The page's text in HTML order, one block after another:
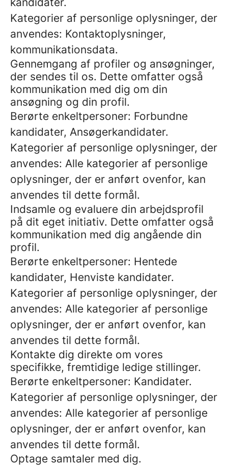
Kategorier af personlige oplysninger, der
anvendes: Kontaktoplysninger,
kommunikationsdata.
Gennemgang af profiler og ansøgninger,
der sendes til os. Dette omfatter også
kommunikation med dig om din
ansøgning og din profil.
Berørte enkeltpersoner: Forbundne
kandidater, Ansøgerkandidater.
Kategorier af personlige oplysninger, der
anvendes: Alle kategorier af personlige
oplysninger, der er anført ovenfor, kan
anvendes til dette formål.
Indsamle og evaluere din arbejdsprofil
på dit eget initiativ. Dette omfatter også
kommunikation med dig angående din
profil.
Berørte enkeltpersoner: Hentede
kandidater, Henviste kandidater.
Kategorier af personlige oplysninger, der
anvendes: Alle kategorier af personlige
oplysninger, der er anført ovenfor, kan
anvendes til dette formål.
Kontakte dig direkte om vores
specifikke, fremtidige ledige stillinger.
Berørte enkeltpersoner: Kandidater.
Kategorier af personlige oplysninger, der
anvendes: Alle kategorier af personlige
oplysninger, der er anført ovenfor, kan
anvendes til dette formål.
Optage samtaler med dig.